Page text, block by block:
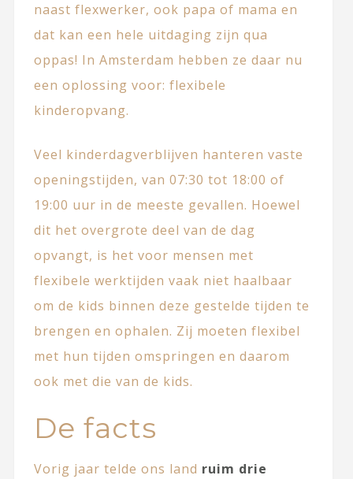
naast flexwerker, ook papa of mama en
dat kan een hele uitdaging zijn qua
oppas! In Amsterdam hebben ze daar nu
een oplossing voor: flexibele
kinderopvang.
Veel kinderdagverblijven hanteren vaste
openingstijden, van 07:30 tot 18:00 of
19:00 uur in de meeste gevallen. Hoewel
dit het overgrote deel van de dag
opvangt, is het voor mensen met
flexibele werktijden vaak niet haalbaar
om de kids binnen deze gestelde tijden te
brengen en ophalen. Zij moeten flexibel
met hun tijden omspringen en daarom
ook met die van de kids.
De facts
Vorig jaar telde ons land ruim drie